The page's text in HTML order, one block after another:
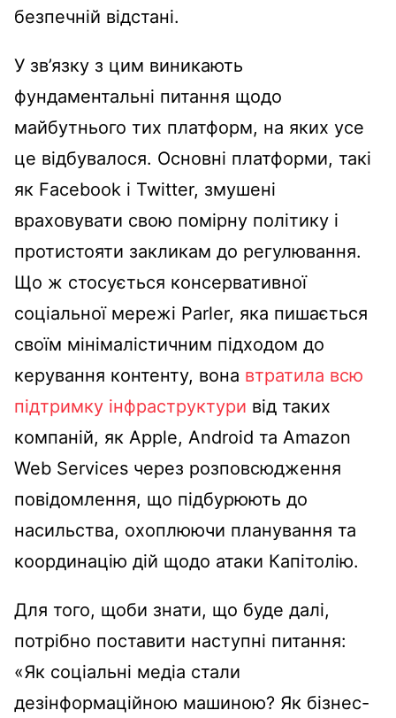
безпечній відстані.
У зв’язку з цим виникають
фундаментальні питання щодо
майбутнього тих платформ, на яких усе
це відбувалося. Основні платформи, такі
як Facebook і Twitter, змушені
враховувати свою помірну політику і
протистояти закликам до регулювання.
Що ж стосується консервативної
соціальної мережі Parler, яка пишається
своїм мінімалістичним підходом до
керування контенту, вона втратила всю
підтримку інфраструктури від таких
компаній, як Apple, Android та Amazon
Web Services через розповсюдження
повідомлення, що підбурюють до
насильства, охоплюючи планування та
координацію дій щодо атаки Капітолію.
Для того, щоби знати, що буде далі,
потрібно поставити наступні питання:
«Як соціальні медіа стали
дезінформаційною машиною? Як бізнес-